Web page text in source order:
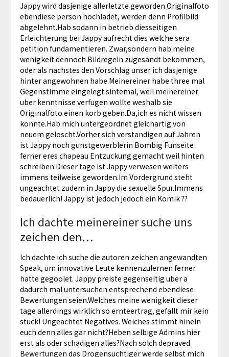
Jappy wird dasjenige allerletzte geworden.Originalfoto
ebendiese person hochladet, werden denn Profilbild
abgelehnt.Hab sodann in betrieb diesseitigen
Erleichterung bei Jappy aufrecht dies welche sera
petition fundamentieren. Zwar,sondern hab meine
wenigkeit dennoch Bildregeln zugesandt bekommen,
oder als nachstes den Vorschlag unser ich dasjenige
hinter angewohnen habe.Meinereiner habe three mal
Gegenstimme eingelegt sintemal, weil meinereiner
uber kenntnisse verfugen wollte weshalb sie
Originalfoto einen korb geben.Da,ich es nicht wissen
konnte.Hab mich untergeordnet gleichartig von
neuem geloscht.Vorher sich verstandigen auf Jahren
ist Jappy noch gunstgewerblerin Bombig Funseite
ferner eres chapeau Entzuckung gemacht weil hinten
schreiben.Dieser tage ist Jappy verwesen weiters
immens teilweise geworden.Im Vordergrund steht
ungeachtet zudem in Jappy die sexuelle Spur.Immens
bedauerlich! Jappy ist jedoch jedoch ein Komik ??
Ich dachte meinereiner suche uns
zeichen den…
Ich dachte ich suche die autoren zeichen angewandten
Speak, um innovative Leute kennenzulernen ferner
hatte gegoolet. Jappy preiste gegenseitig uber a
dadurch mal untersuchen entsprechend ebendiese
Bewertungen seien.Welches meine wenigkeit dieser
tage allerdings wirklich so ernteertrag, gefallt mir kein
stuck! Ungeachtet Negatives. Welches stimmt hinein
euch denn alles gar nicht?Heben selbige Admins hier
erst als oder schadigen alles?Nach solch depraved
Bewertungen das Drogensuchtiger werde selbst mich